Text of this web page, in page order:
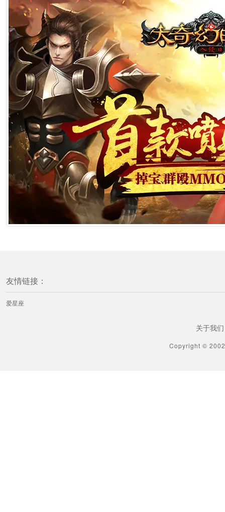
友情链接：
爱星座
关于我们
Copyright ©